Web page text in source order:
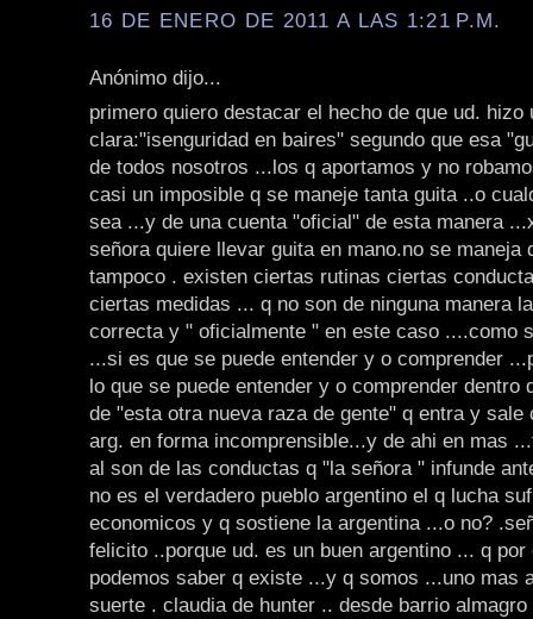
16 DE ENERO DE 2011 A LAS 1:21 P.M.
Anónimo dijo...
primero quiero destacar el hecho de que ud. hizo
clara:"isenguridad en baires" segundo que esa
de todos nosotros ...los q aportamos y no
casi un imposible q se maneje tanta guita ..o
sea ...y de una cuenta "oficial" de esta manera
señora quiere llevar guita en mano.no se maneja
tampoco . existen ciertas rutinas ciertas
ciertas medidas ... q no son de ninguna manera
correcta y " oficialmente " en este caso ....como
...si es que se puede entender y o comprender
lo que se puede entender y o comprender dentro
de "esta otra nueva raza de gente" q entra y sale
arg. en forma incomprensible...y de ahi en mas
al son de las conductas q "la señora " infunde
no es el verdadero pueblo argentino el q lucha
economicos y q sostiene la argentina ...o no?
felicito ..porque ud. es un buen argentino ... q por
podemos saber q existe ...y q somos ...uno mas
suerte . claudia de hunter .. desde barrio